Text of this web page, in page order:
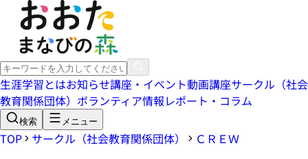
生涯学習とはお知らせ講座・イベント動画講座サークル（社会
教育関係団体） ボランティア情報レポート・コラム
検索 メニュー
TOP サークル（社会教育関係団体） ＣＲＥＷ